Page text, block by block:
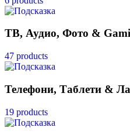
ТВ, Аудио, Фото &
47 products
Телефони, Таблети &
19 products